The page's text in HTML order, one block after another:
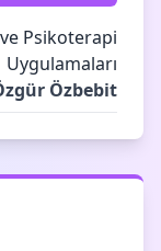
Psikoterapi
Uygulamaları
Özbebit